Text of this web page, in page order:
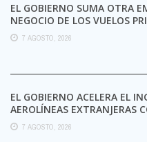
EL GOBIERNO SUMA OTRA
NEGOCIO DE LOS VUELOS
7 AGOSTO, 2026
EL GOBIERNO ACELERA EL
AEROLÍNEAS EXTRANJERAS
TRÁMITES
7 AGOSTO, 2026